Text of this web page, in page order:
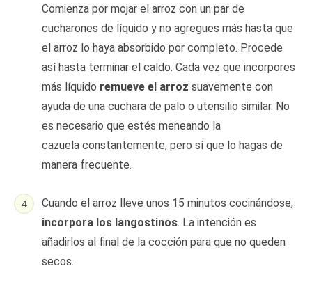
Comienza por mojar el arroz con un par de
cucharones de líquido y no agregues más hasta que
el arroz lo haya absorbido por completo. Procede
así hasta terminar el caldo. Cada vez que incorpores
más líquido remueve el arroz suavemente con
ayuda de una cuchara de palo o utensilio similar. No
es necesario que estés meneando la
cazuela constantemente, pero sí que lo hagas de
manera frecuente.
Cuando el arroz lleve unos 15 minutos cocinándose,
incorpora los langostinos. La intención es
añadirlos al final de la cocción para que no queden
secos.